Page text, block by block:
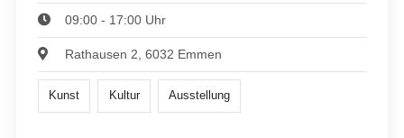
09:00 - 17:00 Uhr
Rathausen 2, 6032 Emmen
Kunst Kultur Ausstellung